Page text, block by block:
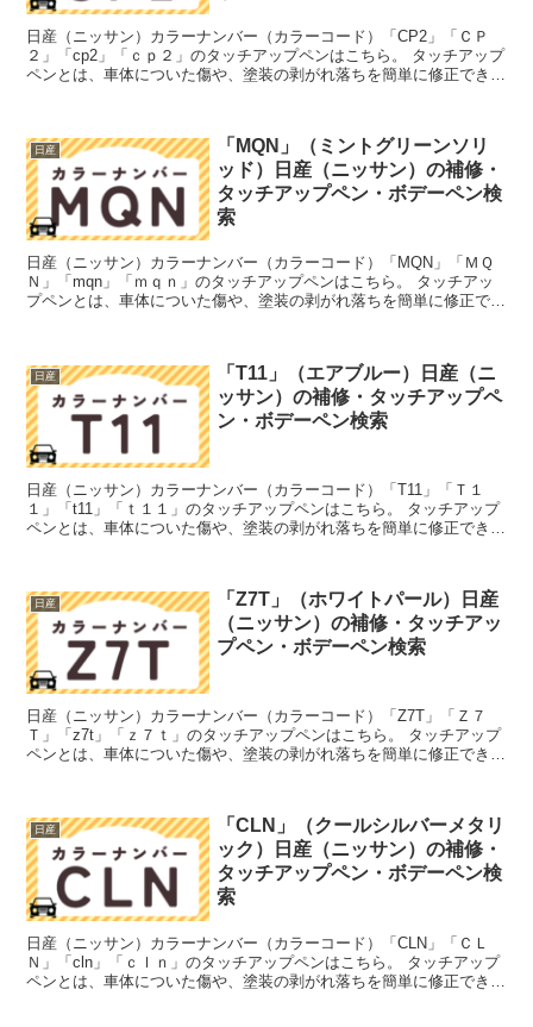
日産（ニッサン）カラーナンバー（カラーコード）「CP2」「ＣＰ
２」「cp2」「ｃｐ２」のタッチアップペンはこちら。 タッチアップ
ペンとは、車体についた傷や、塗装の剥がれ落ちを簡単に修正できる
日産
「MQN」（ミントグリーンソリ
ッド）日産（ニッサン）の補修・
タッチアップペン・ボデーペン検
索
日産（ニッサン）カラーナンバー（カラーコード）「MQN」「ＭＱ
Ｎ」「mqn」「ｍｑｎ」のタッチアップペンはこちら。 タッチアッ
プペンとは、車体についた傷や、塗装の剥がれ落ちを簡単に修正でき
日産
「T11」（エアブルー）日産（ニ
ッサン）の補修・タッチアップペ
ン・ボデーペン検索
日産（ニッサン）カラーナンバー（カラーコード）「T11」「Ｔ１
１」「t11」「ｔ１１」のタッチアップペンはこちら。 タッチアップ
ペンとは、車体についた傷や、塗装の剥がれ落ちを簡単に修正できる
日産
「Z7T」（ホワイトパール）日産
（ニッサン）の補修・タッチアッ
プペン・ボデーペン検索
日産（ニッサン）カラーナンバー（カラーコード）「Z7T」「Ｚ７
Ｔ」「z7t」「ｚ７ｔ」のタッチアップペンはこちら。 タッチアップ
ペンとは、車体についた傷や、塗装の剥がれ落ちを簡単に修正できる
日産
「CLN」（クールシルバーメタリ
ック）日産（ニッサン）の補修・
タッチアップペン・ボデーペン検
索
日産（ニッサン）カラーナンバー（カラーコード）「CLN」「ＣＬ
Ｎ」「cln」「ｃｌｎ」のタッチアップペンはこちら。 タッチアップ
ペンとは、車体についた傷や、塗装の剥がれ落ちを簡単に修正できる